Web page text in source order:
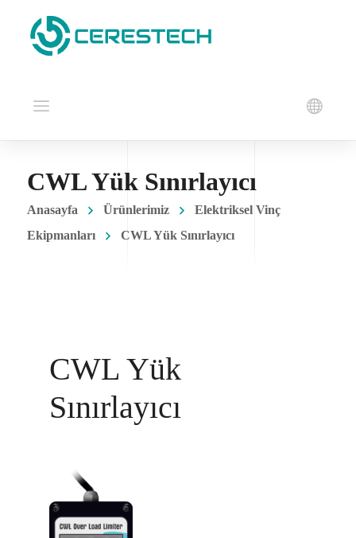
CWL Yük Sınırlayıcı
Anasayfa Ürünlerimiz
Elektriksel Vinç
Ekipmanları
CWL Yük Sınırlayıcı
CWL Yük
Sınırlayıcı